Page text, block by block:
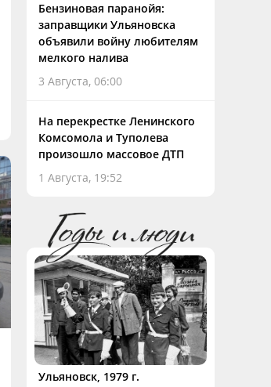
Бензиновая паранойя:
заправщики Ульяновска
объявили войну любителям
мелкого налива
3 Августа, 06:00
На перекрестке Ленинского
Комсомола и Туполева
произошло массовое ДТП
1 Августа, 19:52
Ульяновск, 1979 г.